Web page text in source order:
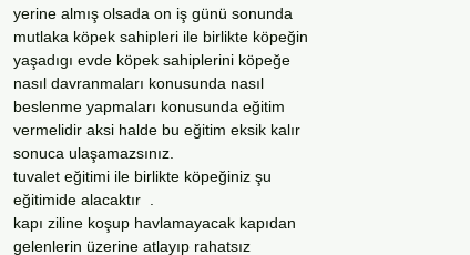
yerine almış olsada on iş günü sonunda
mutlaka köpek sahipleri ile birlikte köpeğin
yaşadıgı evde köpek sahiplerini köpeğe
nasıl davranmaları konusunda nasıl
beslenme yapmaları konusunda eğitim
vermelidir aksi halde bu eğitim eksik kalır
sonuca ulaşamazsınız.
tuvalet eğitimi ile birlikte köpeğiniz şu
eğitimide alacaktır .
kapı ziline koşup havlamayacak kapıdan
gelenlerin üzerine atlayıp rahatsız